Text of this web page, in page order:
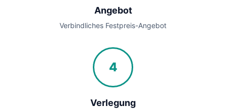
Angebot
Verbindliches Festpreis-Angebot
4
Verlegung